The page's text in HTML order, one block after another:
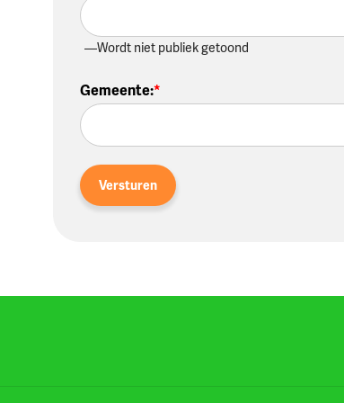
Wordt niet publiek getoond
Gemeente:
Versturen